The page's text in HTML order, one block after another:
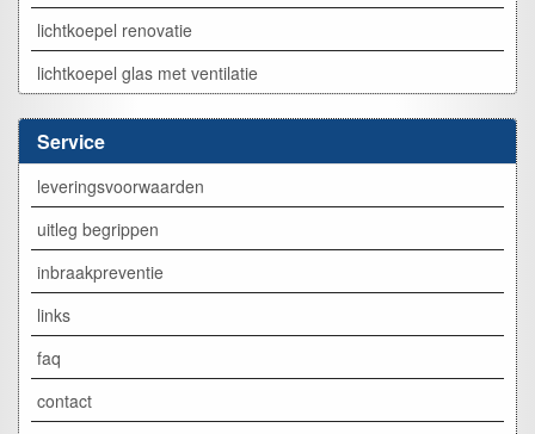
lichtkoepel renovatie
lichtkoepel glas met ventilatie
Service
leveringsvoorwaarden
uitleg begrippen
inbraakpreventie
links
faq
contact